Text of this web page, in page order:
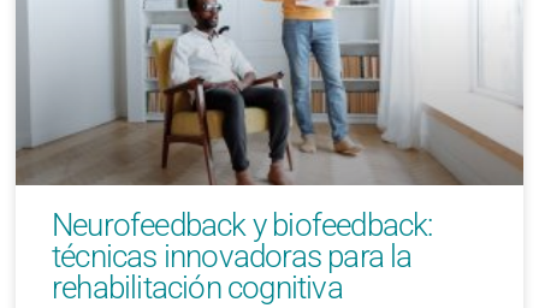
Neurofeedback y biofeedback:
técnicas innovadoras para la
rehabilitación cognitiva